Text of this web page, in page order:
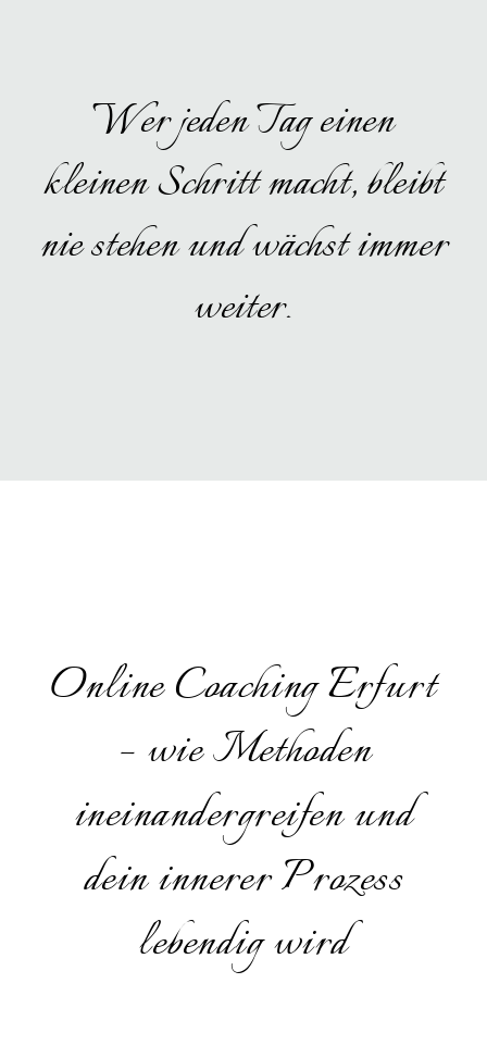
Wer jeden Tag einen
kleinen Schritt macht, bleibt
nie stehen und wächst immer
weiter.
Online Coaching Erfurt
– wie Methoden
ineinandergreifen und
dein innerer Prozess
lebendig wird